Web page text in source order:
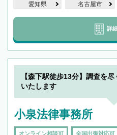
愛知県 名古屋市
詳
【森下駅徒歩13分】調査を
いたします
小泉法律事務所
オンライン相談可 全国出張対応可